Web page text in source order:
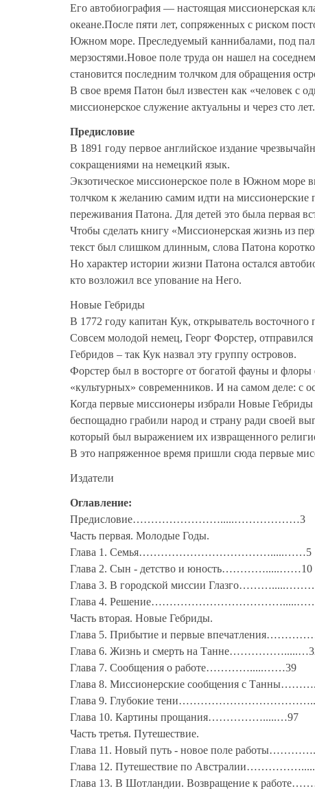
Его автобиография — настоящая миссионерская
океане.После пяти лет, сопряженных с риском
Южном море. Преследуемый каннибалами, под
мерзостями.Новое поле труда он нашел на
становится последним толчком для обращения
В свое время Патон был известен как «человек
миссионерское служение актуальны и через сто лет.
Предисловие
В 1891 году первое английское издание
сокращениями на немецкий язык.
Экзотическое миссионерское поле в Южном море
толчком к желанию самим идти на
переживания Патона. Для детей это была первая
Чтобы сделать книгу «Миссионерская жизнь из
текст был слишком длинным, слова Патона
Но характер истории жизни Патона остался
кто возложил все упование на Него.
Новые Гебриды
В 1772 году капитан Кук, открыватель
Совсем молодой немец, Георг Форстер,
Гебридов – так Кук назвал эту группу островов.
Форстер был в восторге от богатой фауны и
«культурных» современников. И на самом деле: с
Когда первые миссионеры избрали Новые
беспощадно грабили народ и страну ради своей
который был выражением их извращенного
В это напряженное время пришли сюда первые
Издатели
Оглавление:
Предисловие…………………….....………………3
Часть первая. Молодые Годы.
Глава 1. Семья……………………………….....……5
Глава 2. Сын - детство и юность………….....……10
Глава 3. В городской миссии
Глава 4.
Часть вторая. Новые Гебриды.
Глава 5. Прибытие и первые
Глава 6. Жизнь и смерть на
Глава 7. Сообщения о работе………….....……39
Глава 8. Миссионерские сообщения с
Глава 9. Глубокие
Глава 10. Картины прощания…………….....…97
Часть третья. Путешествие.
Глава 11. Новый путь - новое поле
Глава 12. Путешествие по
Глава 13. В Шотландии. Возвращение к